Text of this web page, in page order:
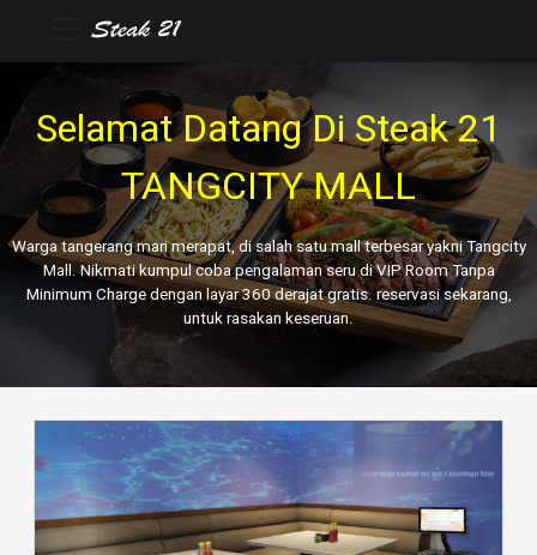
Selamat Datang Di Steak 21
TANGCITY MALL
Warga tangerang mari merapat, di salah satu mall terbesar yakni Tangcity
Mall. Nikmati kumpul coba pengalaman seru di VIP Room Tanpa
Minimum Charge dengan layar 360 derajat gratis. reservasi sekarang,
untuk rasakan keseruan.